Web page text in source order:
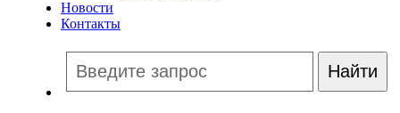
Новости
Контакты